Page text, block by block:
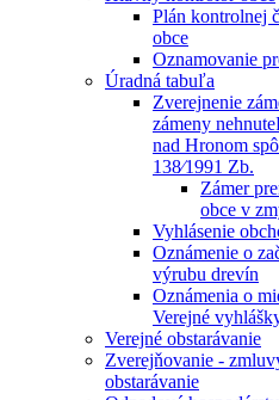
Plán kontrolnej
obce
Oznamovanie
Úradná tabuľa
Zverejnenie
zámeny
nad Hronom
138⁄1991 Zb.
Zámer
obce v
Vyhlásenie
Oznámenie o
výrubu drevín
Oznámenia o
Verejné
Verejné obstarávanie
Zverejňovanie -
obstarávanie